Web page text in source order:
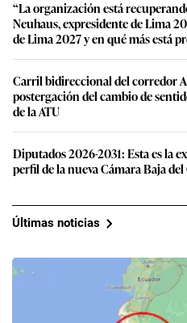
Carril bidireccional del corredor
postergación del cambio de
de la ATU
Diputados 2026-2031: Esta es la
perfil de la nueva Cámara Baja
Últimas noticias